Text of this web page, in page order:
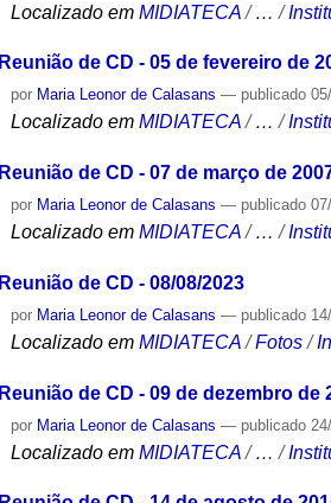
Localizado em MIDIATECA /…/
Reunião de CD - 05 de fevereiro de
por Maria Leonor de Calasans — publicado
Localizado em MIDIATECA /…/
Reunião de CD - 07 de março de
por Maria Leonor de Calasans — publicado
Localizado em MIDIATECA /…/
Reunião de CD - 08/08/2023
por Maria Leonor de Calasans — publicado
Localizado em MIDIATECA /Fotos /
Reunião de CD - 09 de dezembro de
por Maria Leonor de Calasans — publicado
Localizado em MIDIATECA /…/